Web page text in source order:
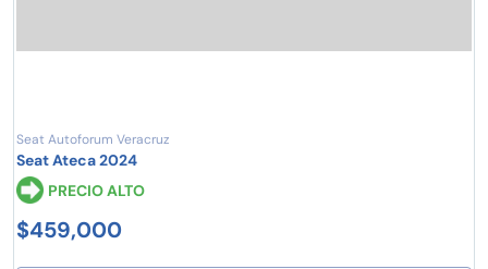
Seat Autoforum Veracruz
Seat Ateca 2024
PRECIO ALTO
$459,000